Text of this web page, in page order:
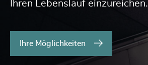
Ihren Lebenslauf einzureichen.
Ihre Möglichkeiten